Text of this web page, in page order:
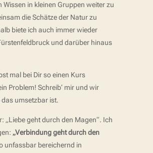
Wissen in kleinen Gruppen weiter zu
die Schätze der Natur zu
biete ich auch immer wieder
und darüber hinaus
mal bei Dir so einen Kurs
Problem! Schreib‘ mir und wir
umsetzbar ist.
„Liebe geht durch den Magen“. Ich
„Verbindung geht durch den
unfassbar bereichernd in